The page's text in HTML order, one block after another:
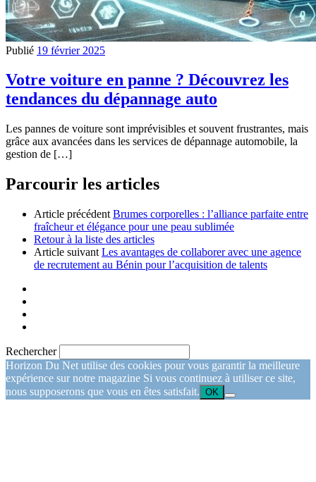
Publié 19 février 2025
Votre voiture en panne ? Découvrez les
tendances du dépannage auto
Les pannes de voiture sont imprévisibles et souvent frustrantes, mais
grâce aux avancées dans les services de dépannage automobile, la
gestion de […]
Parcourir les articles
Article précédent Brumes corporelles : l’alliance parfaite entre
fraîcheur et élégance pour une peau sublimée
Retour à la liste des articles
Article suivant Les avantages de collaborer avec une agence
de recrutement au Bénin pour l’acquisition de talents
Rechercher
Horizon Du Net utilise des cookies pour vous garantir la meilleure
expérience sur notre magazine Si vous continuez à utiliser ce site,
nous supposerons que vous en êtes satisfait. OK